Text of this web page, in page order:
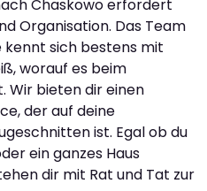
Chaskowo erfordert
Organisation. Das Team
kennt sich bestens mit
worauf es beim
bieten dir einen
der auf deine
ist. Egal ob du
ein ganzes Haus
dir mit Rat und Tat zur